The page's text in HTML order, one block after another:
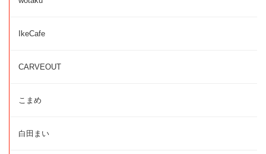
IkeCafe
CARVEOUT
こまめ
白田まい